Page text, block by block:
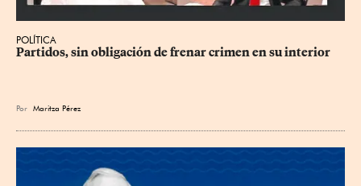
POLÍTICA
Partidos, sin obligación de frenar crimen en su interior
Por Maritza Pérez